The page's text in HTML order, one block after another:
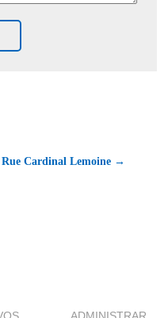
Rue Cardinal Lemoine →